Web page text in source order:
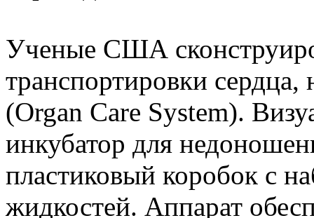
Ученые США
транспортировки
(Organ Care System).
инкубатор для
пластиковый коробок с
жидкостей. Аппарат